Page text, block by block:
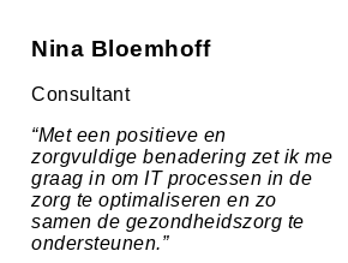
Nina Bloemhoff
Consultant
“Met een positieve en
zorgvuldige benadering zet ik me
graag in om IT processen in de
zorg te optimaliseren en zo
samen de gezondheidszorg te
ondersteunen.”